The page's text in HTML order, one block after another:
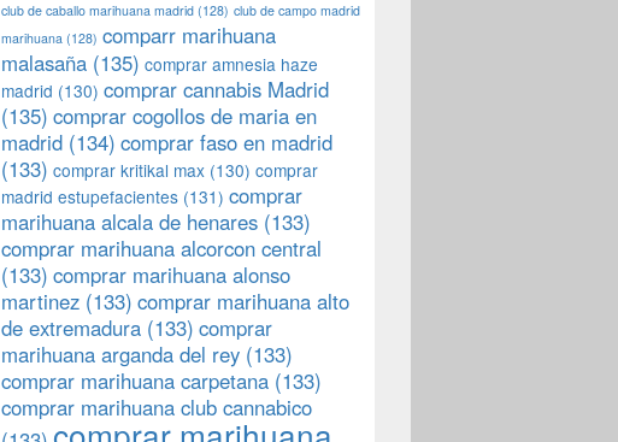
club de caballo marihuana madrid (128) club de campo madrid
marihuana (128) comparr marihuana
malasaña (135) comprar amnesia haze
madrid (130) comprar cannabis Madrid
(135) comprar cogollos de maria en
madrid (134) comprar faso en madrid
(133) comprar kritikal max (130) comprar
madrid estupefacientes (131) comprar
marihuana alcala de henares (133)
comprar marihuana alcorcon central
(133) comprar marihuana alonso
martinez (133) comprar marihuana alto
de extremadura (133) comprar
marihuana arganda del rey (133)
comprar marihuana carpetana (133)
comprar marihuana club cannabico